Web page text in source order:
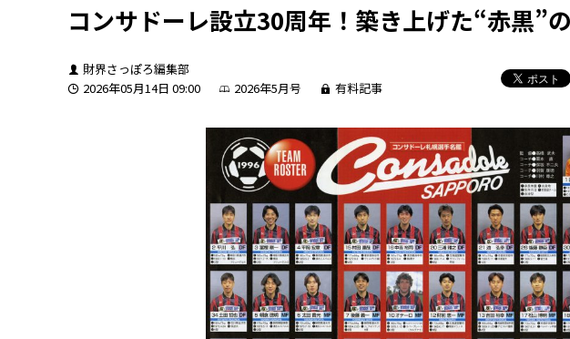
コンサドーレ設立30周年！築き上げた“赤黒”
財界さっぽろ編集部
2026年05月14日 09:00
2026年5月号 有料記事